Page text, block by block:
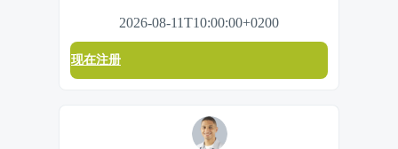
2026-08-11T10:00:00+0200
现在注册